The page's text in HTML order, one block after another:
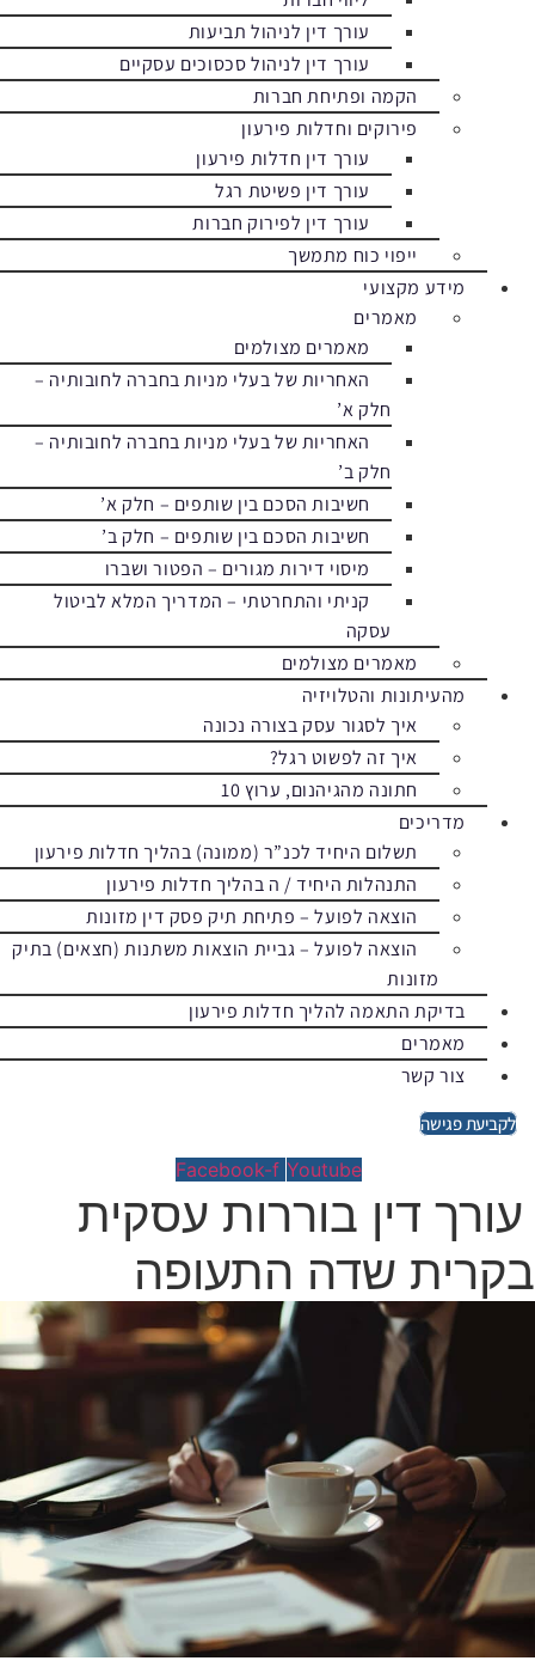
עורך דין לניהול תביעות
עורך דין לניהול סכסוכים עסקיים
הקמה ופתיחת חברות
פירוקים וחדלות פירעון
עורך דין חדלות פירעון
עורך דין פשיטת רגל
עורך דין לפירוק חברות
ייפוי כוח מתמשך
מידע מקצועי
מאמרים
מאמרים מצולמים
האחריות של בעלי מניות בחברה לחובותיה –
חלק א’
האחריות של בעלי מניות בחברה לחובותיה –
חלק ב’
חשיבות הסכם בין שותפים – חלק א’
חשיבות הסכם בין שותפים – חלק ב’
מיסוי דירות מגורים – הפטור ושברו
קניתי והתחרטתי – המדריך המלא לביטול
עסקה
מאמרים מצולמים
מהעיתונות והטלויזיה
איך לסגור עסק בצורה נכונה
איך זה לפשוט רגל?
חתונה מהגיהנום, ערוץ 10
מדריכים
תשלום היחיד לכנ”ר (ממונה) בהליך חדלות פירעון
התנהלות היחיד / ה בהליך חדלות פירעון
הוצאה לפועל – פתיחת תיק פסק דין מזונות
הוצאה לפועל – גביית הוצאות משתנות (חצאים) בתיק
מזונות
בדיקת התאמה להליך חדלות פירעון
מאמרים
צור קשר
לקביעת פגישה
Facebook-f Youtube
עורך דין בוררות עסקית
בקרית שדה התעופה